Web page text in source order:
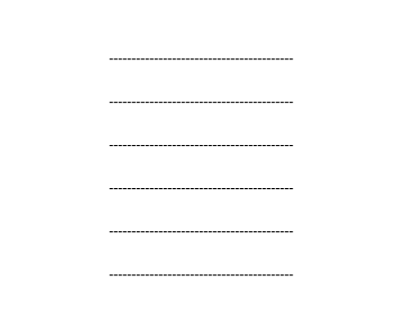
-----------------------------------------
-----------------------------------------
-----------------------------------------
-----------------------------------------
-----------------------------------------
-----------------------------------------